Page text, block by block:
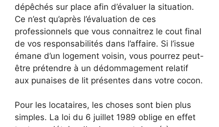
dépêchés sur place afin d’évaluer la situation.
Ce n’est qu’après l’évaluation de ces
professionnels que vous connaitrez le cout final
de vos responsabilités dans l’affaire. Si l’issue
émane d’un logement voisin, vous pourrez peut-
être prétendre à un dédommagement relatif
aux punaises de lit présentes dans votre cocon.
Pour les locataires, les choses sont bien plus
simples. La loi du 6 juillet 1989 oblige en effet